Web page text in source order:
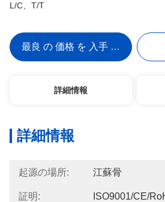
L/C、T/T
最良 の 価格 を 入手 する
詳細情報
詳細情報
起源の場所: 江蘇骨
証明: ISO9001/CE/